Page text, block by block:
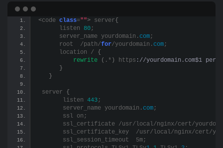
<code class=""> server{
      listen
80;
      server_name yourdomain.
com;
      root  /path/
for/yourdomain. com;
      location /
{
rewrite
( .* ) https ://yourdomain.com$1
}
}
server {
       listen
443;
       server_name yourdomain.
com;
       ssl on;
ssl_certificate /usr/local/nginx/cert/
ssl_certificate_key  /usr/local/nginx/cert/
       ssl_session_timeout  5m;